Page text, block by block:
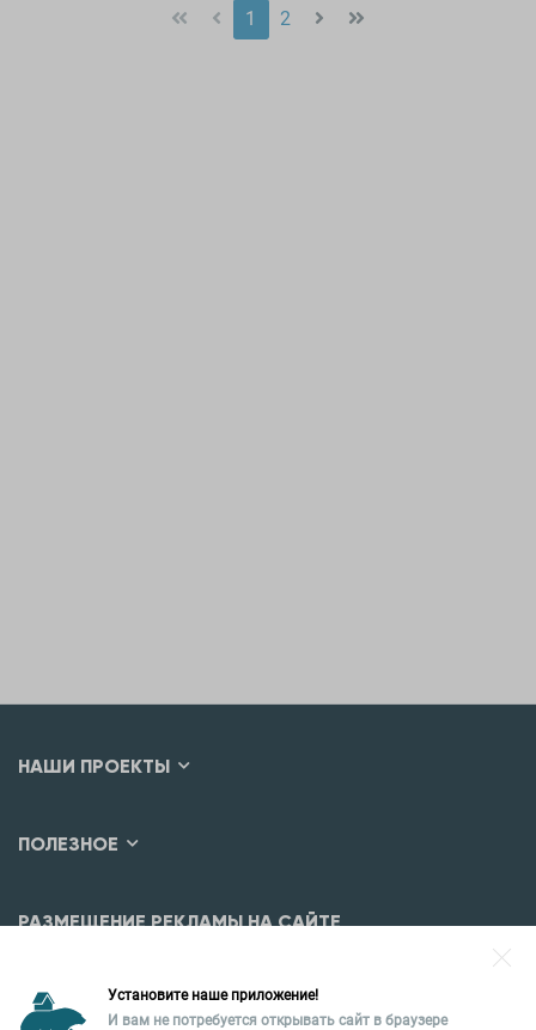
1 2
НАШИ ПРОЕКТЫ
ПОЛЕЗНОЕ
РАЗМЕЩЕНИЕ РЕКЛАМЫ НА САЙТЕ
Уральская палата недвижимости
Установите наше приложение!
И вам не потребуется открывать сайт в браузере